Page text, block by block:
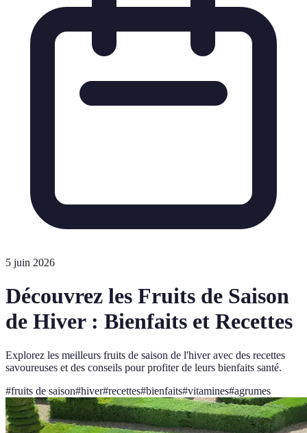
5 juin 2026
Découvrez les Fruits de Saison
de Hiver : Bienfaits et Recettes
Explorez les meilleurs fruits de saison de l'hiver avec des recettes
savoureuses et des conseils pour profiter de leurs bienfaits santé.
#fruits de saison#hiver#recettes#bienfaits#vitamines#agrumes